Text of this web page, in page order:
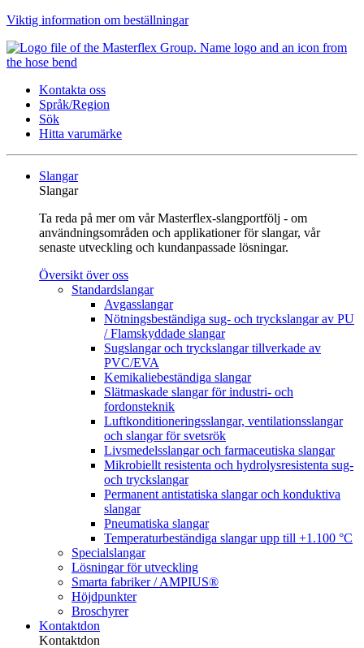
Viktig information om beställningar
Kontakta oss
Språk/Region
Sök
Hitta varumärke
Slangar
Slangar
Ta reda på mer om vår Masterflex-slangportfölj - om
användningsområden och applikationer för slangar, vår
senaste utveckling och kundanpassade lösningar.
Översikt över oss
Standardslangar
Avgasslangar
Nötningsbeständiga sug- och tryckslangar av PU
/ Flamskyddade slangar
Sugslangar och tryckslangar tillverkade av
PVC/EVA
Kemikaliebeständiga slangar
Slätmaskade slangar för industri- och
fordonsteknik
Luftkonditioneringsslangar, ventilationsslangar
och slangar för svetsrök
Livsmedelsslangar och farmaceutiska slangar
Mikrobiellt resistenta och hydrolysresistenta sug-
och tryckslangar
Permanent antistatiska slangar och konduktiva
slangar
Pneumatiska slangar
Temperaturbeständiga slangar upp till +1.100 °C
Specialslangar
Lösningar för utveckling
Smarta fabriker / AMPIUS®
Höjdpunkter
Broschyrer
Kontaktdon
Kontaktdon